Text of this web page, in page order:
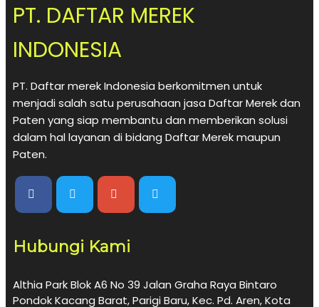
PT. DAFTAR MEREK
INDONESIA
PT. Daftar merek Indonesia berkomitmen untuk
menjadi salah satu perusahaan jasa Daftar Merek dan
Paten yang siap membantu dan memberikan solusi
dalam hal layanan di bidang Daftar Merek maupun
Paten.
Hubungi Kami
Althia Park Blok A6 No 39 Jalan Graha Raya Bintaro
Pondok Kacang Barat, Parigi Baru, Kec. Pd. Aren, Kota